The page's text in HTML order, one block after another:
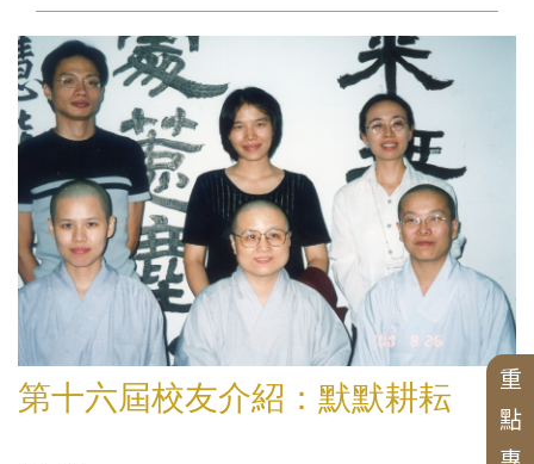
認識本所
創辦人
研所簡介
現任所長
榮譽所長
組織架構
學術諮詢委員會
相關法規
最新消息
最新出版
徵稿訊息
活動訊息
獲獎訊息
最新專案
申請訊息
研究員
研究員
博士後研究
專案 CBETA與聖嚴法師
CBETA與中華佛學研究所
數位典藏
個人研究專案成果
歷年專案名單
出版品
學術期刊
中華佛學學報
中華佛學研究
學術專書
中華佛學研究所論叢
漢傳佛教典籍叢刊
漢傳佛教譯叢
週年專刊
三十週年專刊
四十五週年專刊
精選翻譯書
專刊特輯
中華阿含辭典
歷年會議論文資料
國際交流
會議
中華國際佛學會議
兩岸交流活動與研討會
漢傳佛教的跨文化交流國際研討會
聖嚴思想國際研討會
論壇
漢傳佛教青年學者論壇
近現代漢傳佛教論壇
短期學者交流
學者學術專題講座
研習營
工作坊
北海潮音暨大乘佛法社會學論壇
英文碩博論獎助
英文專案獎助
畢業生
畢業生論著
校友會沿革
校友介紹
漢藏佛教文化交流翻譯研究班
繁體中文
English
第十六屆校友介紹：默默耕耘
重
點